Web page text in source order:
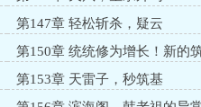
第147章 轻松斩杀，疑云
第150章 统统修为增长！新的
第153章 天雷子，秒筑基